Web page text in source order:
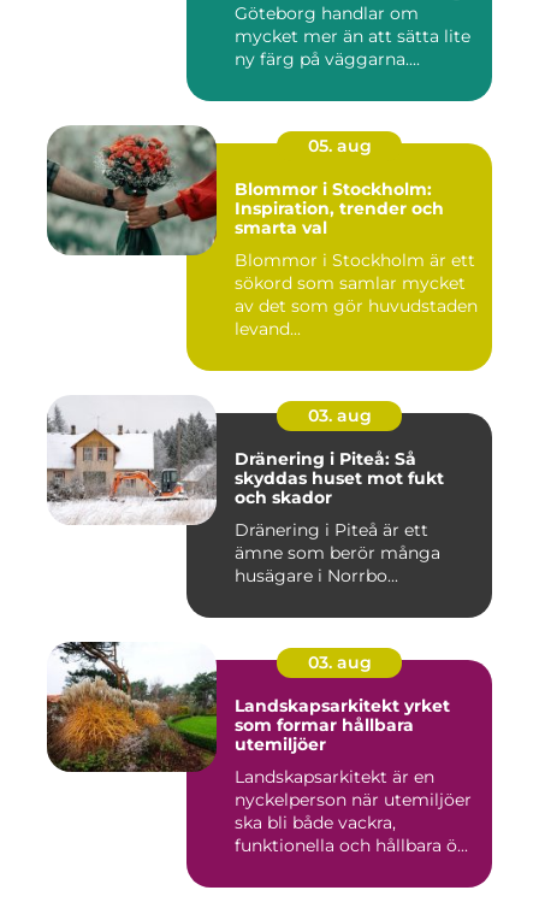
Göteborg handlar om
mycket mer än att sätta lite
ny färg på väggarna....
05. aug
Blommor i Stockholm:
Inspiration, trender och
smarta val
Blommor i Stockholm är ett
sökord som samlar mycket
av det som gör huvudstaden
levand...
03. aug
Dränering i Piteå: Så
skyddas huset mot fukt
och skador
Dränering i Piteå är ett
ämne som berör många
husägare i Norrbo...
03. aug
Landskapsarkitekt yrket
som formar hållbara
utemiljöer
Landskapsarkitekt är en
nyckelperson när utemiljöer
ska bli både vackra,
funktionella och hållbara ö...